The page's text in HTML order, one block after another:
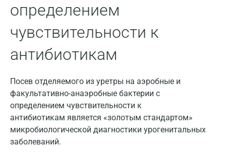
определением
чувствительности к
антибиотикам
Посев отделяемого из уретры на аэробные и
факультативно-анаэробные бактерии с
определением чувствительности к
антибиотикам является «золотым стандартом»
микробиологической диагностики урогенитальных
заболеваний.
Истра
Йошкар-Ола
Калининград
Калуга
Кемерово
Ковров
Коломна